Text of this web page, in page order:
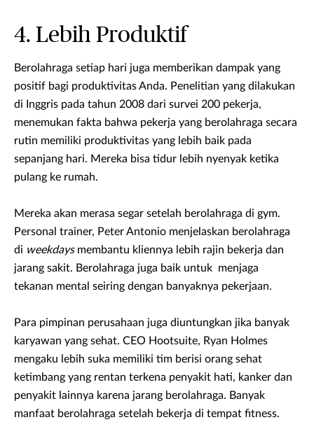
4. Lebih Produktif
Berolahraga setiap hari juga memberikan dampak yang
positif bagi produktivitas Anda. Penelitian yang dilakukan
di Inggris pada tahun 2008 dari survei 200 pekerja,
menemukan fakta bahwa pekerja yang berolahraga secara
rutin memiliki produktivitas yang lebih baik pada
sepanjang hari. Mereka bisa tidur lebih nyenyak ketika
pulang ke rumah.
Mereka akan merasa segar setelah berolahraga di gym.
Personal trainer, Peter Antonio menjelaskan berolahraga
di weekdays membantu kliennya lebih rajin bekerja dan
jarang sakit. Berolahraga juga baik untuk menjaga
tekanan mental seiring dengan banyaknya pekerjaan.
Para pimpinan perusahaan juga diuntungkan jika banyak
karyawan yang sehat. CEO Hootsuite, Ryan Holmes
mengaku lebih suka memiliki tim berisi orang sehat
ketimbang yang rentan terkena penyakit hati, kanker dan
penyakit lainnya karena jarang berolahraga. Banyak
manfaat berolahraga setelah bekerja di tempat fitness.